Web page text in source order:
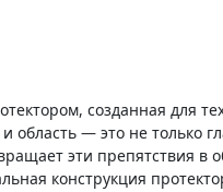
созданная для
область — это не только
эти препятствия в
конструкция